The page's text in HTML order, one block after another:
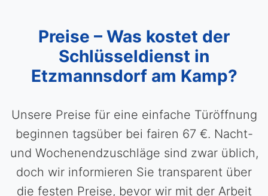
Preise – Was kostet der
Schlüsseldienst in
Etzmannsdorf am Kamp?
Unsere Preise für eine einfache Türöffnung
beginnen tagsüber bei fairen 67 €. Nacht-
und Wochenendzuschläge sind zwar üblich,
doch wir informieren Sie transparent über
die festen Preise, bevor wir mit der Arbeit